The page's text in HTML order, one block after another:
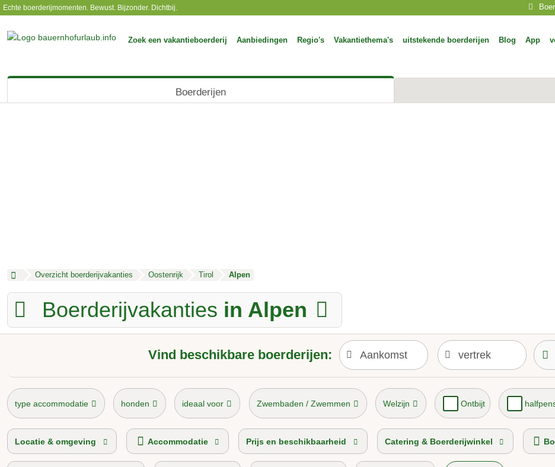
Echte boerderijmomenten. Bewust. Bijzonder. Dichtbij.
Zoek een vakantieboerderij Aanbiedingen Regio's Vakantiethema's uitstekende boerderijen Blog App
Boerderijen
Overzicht boerderijvakanties Oostenrijk Tirol Alpen
Boerderijvakanties in Alpen
Vind beschikbare boerderijen:
type accommodatie honden ideaal voor Zwembaden / Zwemmen Welzijn Ontbijt
Kamperen op de boerderij prijsniveau Topboerderij 2026 Vakantie op de Alm
Locatie & omgeving Accommodatie Prijs en beschikbaarheid Catering & Boerderijwinkel